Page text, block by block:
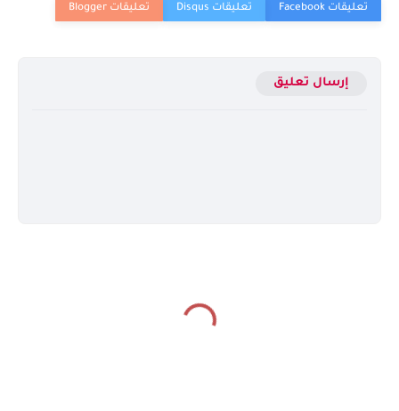
إرسال تعليق